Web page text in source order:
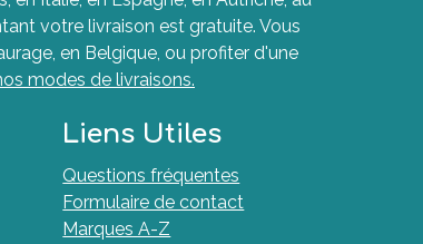
votre livraison est gratuite. Vous
en Belgique, ou profiter d'une
modes de livraisons.
Liens Utiles
Questions fréquentes
Formulaire de contact
Marques A-Z